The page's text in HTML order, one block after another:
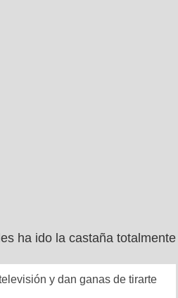
ha ido la castaña totalmente
y dan ganas de tirarte